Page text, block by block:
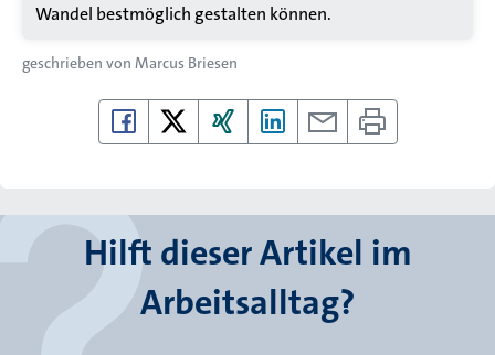
Wandel bestmöglich gestalten können.
geschrieben von Marcus Briesen
Hilft dieser Artikel im
Arbeitsalltag?